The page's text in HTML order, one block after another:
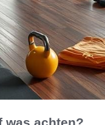
was achten?